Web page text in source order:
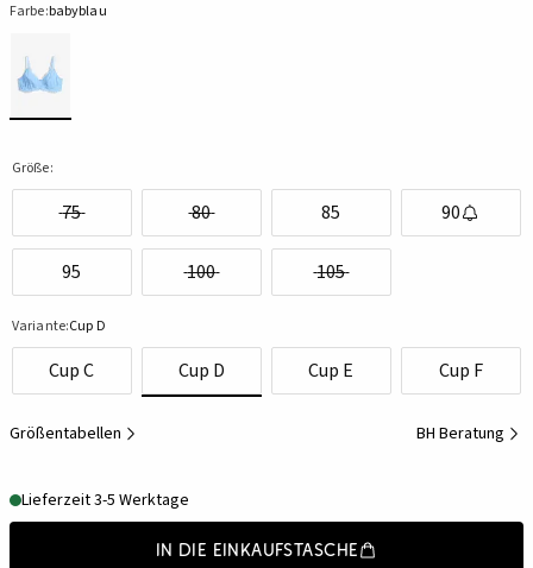
Farbe:babyblau
Größe:
75 80 85 90
95 100 105
Variante:Cup D
Cup C Cup D Cup E Cup F
Größentabellen BH Beratung
Lieferzeit 3-5 Werktage
In die Einkaufstasche